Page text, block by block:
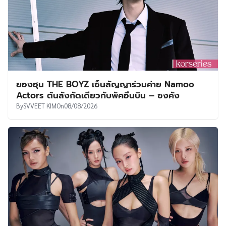
ยองฮุน THE BOYZ เซ็นสัญญาร่วมค่าย Namoo
Actors ต้นสังกัดเดียวกับพัคอึนบิน – ซงคัง
BySVVEET KIMOn08/08/2026